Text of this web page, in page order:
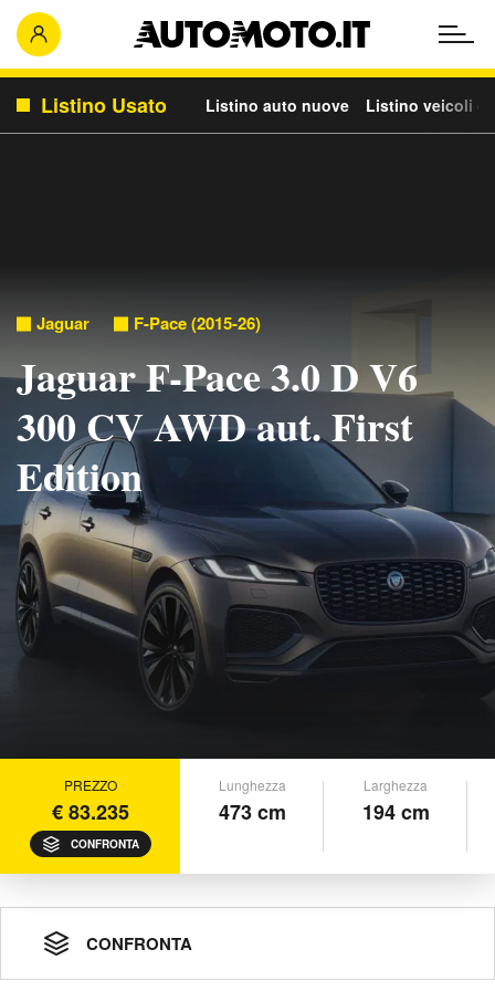
Listino Usato Listino auto nuove Listino veicoli
Jaguar F-Pace (2015-26)
Jaguar F-Pace 3.0 D V6
300 CV AWD aut. First
Edition
PREZZO
€ 83.235
CONFRONTA
Lunghezza
473 cm
Larghezza
194 cm
CONFRONTA